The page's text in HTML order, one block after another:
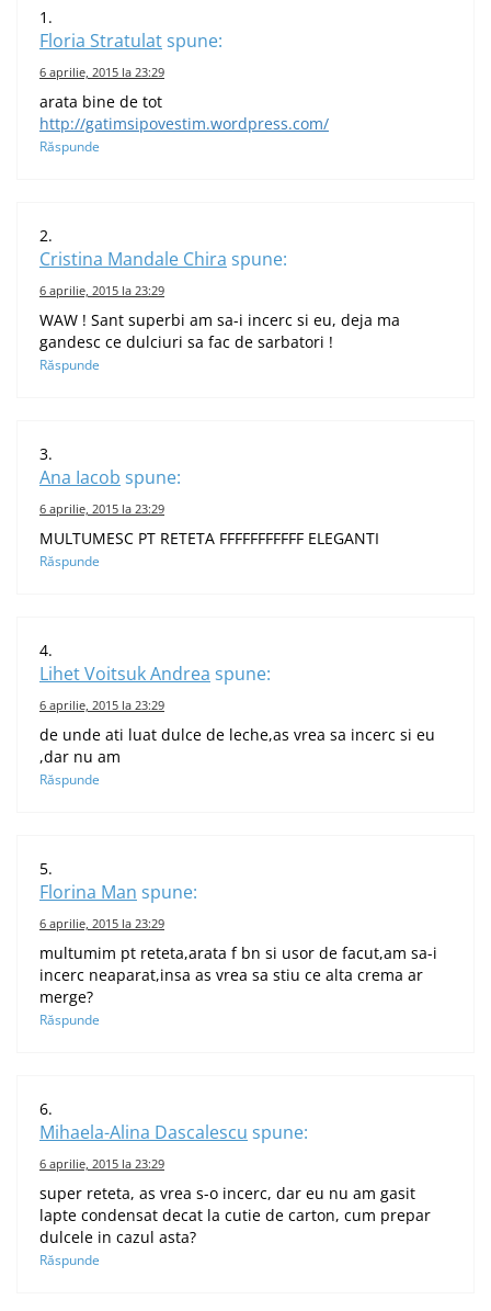
Floria Stratulatspune:
6 aprilie, 2015 la 23:29
arata bine de tot
http://gatimsipovestim.wordpress.com/
Răspunde
Cristina Mandale Chira spune:
6 aprilie, 2015 la 23:29
WAW ! Sant superbi am sa-i incerc si eu, deja ma
gandesc ce dulciuri sa fac de sarbatori !
Răspunde
Ana Iacob spune:
6 aprilie, 2015 la 23:29
MULTUMESC PT RETETA FFFFFFFFFFF ELEGANTI
Răspunde
Lihet Voitsuk Andrea spune:
6 aprilie, 2015 la 23:29
de unde ati luat dulce de leche,as vrea sa incerc si eu
,dar nu am
Răspunde
Florina Man spune:
6 aprilie, 2015 la 23:29
multumim pt reteta,arata f bn si usor de facut,am sa-i
incerc neaparat,insa as vrea sa stiu ce alta crema ar
merge?
Răspunde
Mihaela-Alina Dascalescu spune:
6 aprilie, 2015 la 23:29
super reteta, as vrea s-o incerc, dar eu nu am gasit
lapte condensat decat la cutie de carton, cum prepar
dulcele in cazul asta?
Răspunde